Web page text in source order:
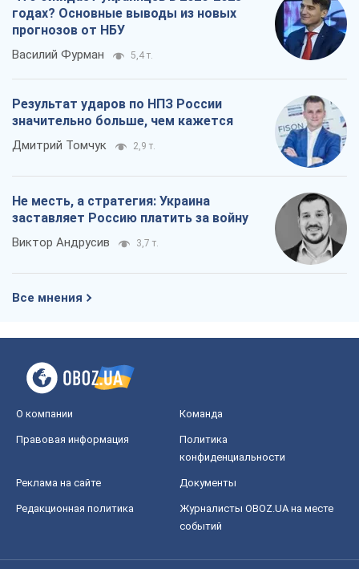
годах? Основные выводы из новых
прогнозов от НБУ
Василий Фурман 5,4 т.
Результат ударов по НПЗ России
значительно больше, чем кажется
Дмитрий Томчук 2,9 т.
Не месть, а стратегия: Украина
заставляет Россию платить за войну
Виктор Андрусив 3,7 т.
Все мнения
О компании Команда
Правовая информация
Политика
конфиденциальности
Реклама на сайте Документы
Редакционная политика
Журналисты OBOZ.UA на месте
событий